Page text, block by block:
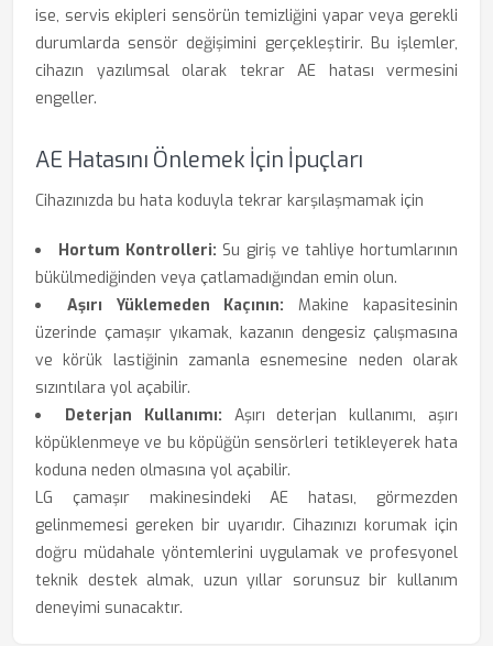
ise, servis ekipleri sensörün temizliğini yapar veya gerekli
durumlarda sensör değişimini gerçekleştirir. Bu işlemler,
cihazın yazılımsal olarak tekrar AE hatası vermesini
engeller.
AE Hatasını Önlemek İçin İpuçları
Cihazınızda bu hata koduyla tekrar karşılaşmamak için
Hortum Kontrolleri: Su giriş ve tahliye hortumlarının
bükülmediğinden veya çatlamadığından emin olun.
Aşırı Yüklemeden Kaçının: Makine kapasitesinin
üzerinde çamaşır yıkamak, kazanın dengesiz çalışmasına
ve körük lastiğinin zamanla esnemesine neden olarak
sızıntılara yol açabilir.
Deterjan Kullanımı: Aşırı deterjan kullanımı, aşırı
köpüklenmeye ve bu köpüğün sensörleri tetikleyerek hata
koduna neden olmasına yol açabilir.
LG çamaşır makinesindeki AE hatası, görmezden
gelinmemesi gereken bir uyarıdır. Cihazınızı korumak için
doğru müdahale yöntemlerini uygulamak ve profesyonel
teknik destek almak, uzun yıllar sorunsuz bir kullanım
deneyimi sunacaktır.